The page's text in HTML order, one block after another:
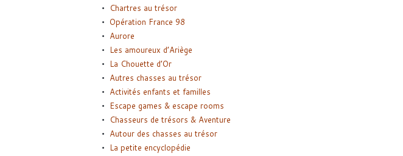
Chartres au trésor
Opération France 98
Aurore
Les amoureux d’Ariège
La Chouette d’Or
Autres chasses au trésor
Activités enfants et familles
Escape games & escape rooms
Chasseurs de trésors & Aventure
Autour des chasses au trésor
La petite encyclopédie